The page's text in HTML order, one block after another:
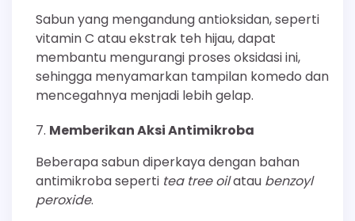
Sabun yang mengandung antioksidan, seperti
vitamin C atau ekstrak teh hijau, dapat
membantu mengurangi proses oksidasi ini,
sehingga menyamarkan tampilan komedo dan
mencegahnya menjadi lebih gelap.
Memberikan Aksi Antimikroba
Beberapa sabun diperkaya dengan bahan
antimikroba seperti tea tree oilatau benzoyl
peroxide.